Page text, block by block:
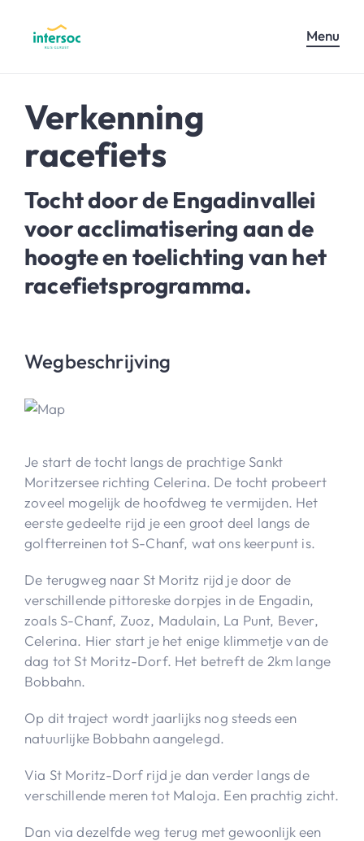
Menu
Verkenning
racefiets
Tocht door de Engadinvallei
voor acclimatisering aan de
hoogte en toelichting van het
racefietsprogramma.
Wegbeschrijving
Je start de tocht langs de prachtige Sankt
Moritzersee richting Celerina. De tocht probeert
zoveel mogelijk de hoofdweg te vermijden. Het
eerste gedeelte rijd je een groot deel langs de
golfterreinen tot S-Chanf, wat ons keerpunt is.
De terugweg naar St Moritz rijd je door de
verschillende pittoreske dorpjes in de Engadin,
zoals S-Chanf, Zuoz, Madulain, La Punt, Bever,
Celerina. Hier start je het enige klimmetje van de
dag tot St Moritz-Dorf. Het betreft de 2km lange
Bobbahn.
Op dit traject wordt jaarlijks nog steeds een
natuurlijke Bobbahn aangelegd.
Via St Moritz-Dorf rijd je dan verder langs de
verschillende meren tot Maloja. Een prachtig zicht.
Dan via dezelfde weg terug met gewoonlijk een